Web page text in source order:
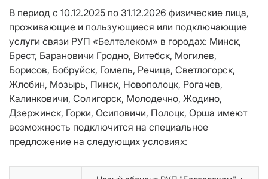
В период с 10.12.2025 по 31.12.2026 физические лица,
проживающие и пользующиеся или подключающие
услуги связи РУП «Белтелеком» в городах: Минск,
Брест, Барановичи Гродно, Витебск, Могилев,
Борисов, Бобруйск, Гомель, Речица, Светлогорск,
Жлобин, Мозырь, Пинск, Новополоцк, Рогачев,
Калинковичи, Солигорск, Молодечно, Жодино,
Дзержинск, Горки, Осиповичи, Полоцк, Орша имеют
возможность подключится на специальное
предложение на следующих условиях: